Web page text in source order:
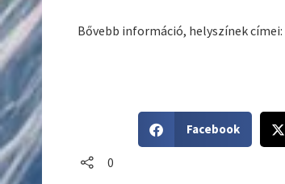
Bővebb információ, helyszínek címei:
h
Facebook
h
0